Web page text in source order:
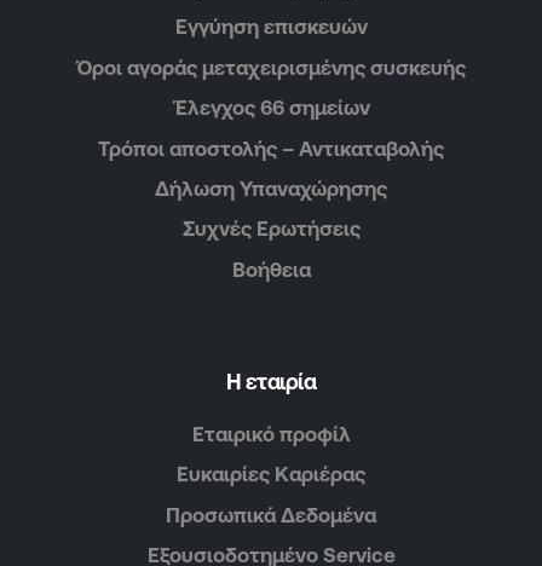
Εγγύηση επισκευών
Όροι αγοράς μεταχειρισμένης συσκευής
Έλεγχος 66 σημείων
Τρόποι αποστολής – Αντικαταβολής
Δήλωση Υπαναχώρησης
Συχνές Ερωτήσεις
Βοήθεια
Η εταιρία
Εταιρικό προφίλ
Ευκαιρίες Καριέρας
Προσωπικά Δεδομένα
Εξουσιοδοτημένο Service